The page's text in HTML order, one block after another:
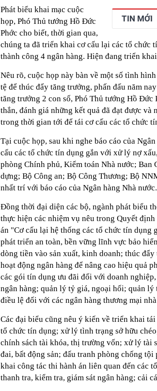
TIN MỚI
Phát biểu khai mạc cuộc
họp, Phó Thủ tướng Hồ Đức
Phớc cho biết, thời gian qua,
chúng ta đã triển khai cơ cấu lại các tổ chức
thành công 4 ngân hàng. Hiện đang triển
Nêu rõ, cuộc họp này bàn về một số tình
tệ để thúc đẩy tăng trưởng, phấn đấu năm
tăng trưởng 2 con số, Phó Thủ tướng Hồ Đức
thắn, đánh giá những kết quả đã đạt được
trong thời gian tới để tái cơ cấu các tổ chức
Tại cuộc họp, sau khi nghe báo cáo của
cấu các tổ chức tín dụng gắn với xử lý nợ
phòng Chính phủ, Kiểm toán Nhà nước;
dựng; Bộ Công an; Bộ Công Thương; Bộ
nhất trí với báo cáo của Ngân hàng Nhà nước.
Đồng thời đại diện các bộ, ngành phát biểu
thực hiện các nhiệm vụ nêu trong Quyết
án "Cơ cấu lại hệ thống các tổ chức tín
phát triển an toàn, bền vững lĩnh vực bảo
dòng tiền vào sản xuất, kinh doanh; thúc
hoạt động ngân hàng để nâng cao hiệu quả
các gói tín dụng ưu đãi đối với doanh
ngân hàng; quản lý tỷ giá, ngoại hối; quản
điều lệ đối với các ngân hàng thương mại
Các đại biểu cũng nêu ý kiến về triển khai
tổ chức tín dụng; xử lý tình trạng sở hữu
chính sách tài khóa, thị trường vốn; xử lý tài
đai, bất động sản; đấu tranh phòng chống
khai công tác thi hành án liên quan đến các
thanh tra, kiểm tra, giám sát ngân hàng; cải